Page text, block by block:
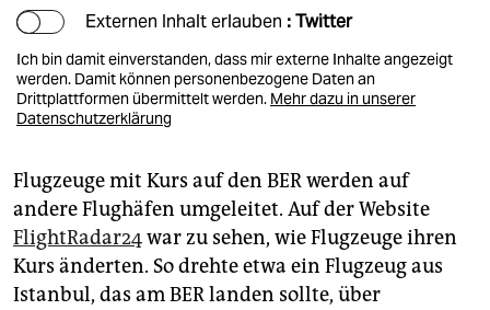
Externen Inhalt erlauben : Twitter
Ich bin damit einverstanden, dass mir externe Inhalte angezeigt
werden. Damit können personenbezogene Daten an
Drittplattformen übermittelt werden. Mehr dazu in unserer
Datenschutzerklärung
Flugzeuge mit Kurs auf den BER werden auf
andere Flughäfen umgeleitet. Auf der Website
FlightRadar24war zu sehen, wie Flugzeuge ihren
Kurs änderten. So drehte etwa ein Flugzeug aus
Istanbul, das am BER landen sollte, über